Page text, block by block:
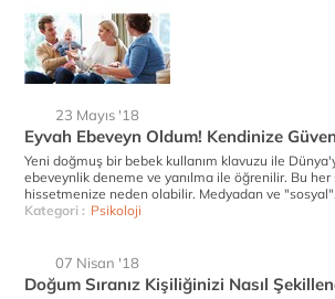
23 Mayıs '18
Eyvah Ebeveyn Oldum! Kendinize
Yeni doğmuş bir bebek kullanım klavuzu ile
ebeveynlik deneme ve yanılma ile öğrenilir. Bu her
hissetmenize neden olabilir. Medyadan ve
Kategori : Psikoloji
07 Nisan '18
Doğum Sıranız Kişiliğinizi Nasıl